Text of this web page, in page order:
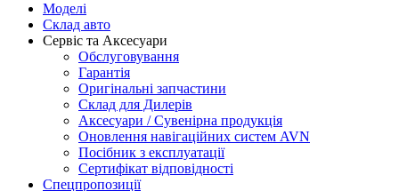
Моделі
Склад авто
Сервіс та Аксесуари
Обслуговування
Гарантія
Оригінальні запчастини
Склад для Дилерів
Аксесуари / Сувенірна продукція
Оновлення навігаційних систем AVN
Посібник з експлуатації
Сертифікат відповідності
Спецпропозиції